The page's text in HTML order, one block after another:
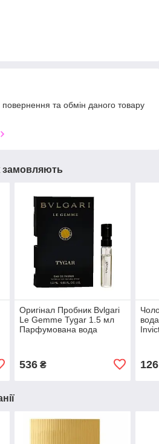
та обмін даного товару
замовляють
Оригінал Пробник Bvlgari
Le Gemme Tygar 1.5 мл
Парфумована вода
536₴ 126